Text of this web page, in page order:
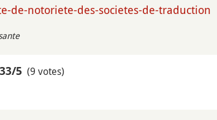
de-notoriete-des-societes-de-traduction
/5 (9 votes)